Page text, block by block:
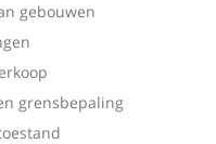
gebouwen
grensbepaling